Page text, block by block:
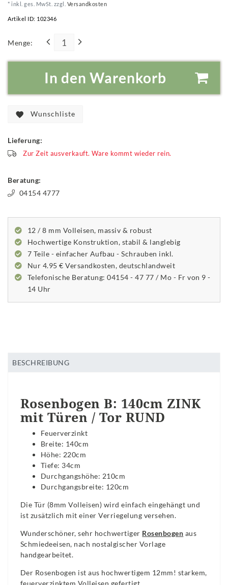
* inkl. ges. MwSt. zzgl. Versandkosten
Artikel ID: 102346
Menge:
In den Warenkorb
Wunschliste
Lieferung:
Zur Zeit ausverkauft. Ware kommt wieder rein.
Beratung:
04154 4777
12 / 8 mm Volleisen, massiv & robust
Hochwertige Konstruktion, stabil & langlebig
7 Teile - einfacher Aufbau - Schrauben inkl.
Nur 4.95 € Versandkosten, deutschlandweit
Telefonische Beratung: 04154 - 47 77 / Mo - Fr von 9 -
14 Uhr
BESCHREIBUNG
Rosenbogen B: 140cm ZINK
mit Türen / Tor RUND
Feuerverzinkt
Breite: 140cm
Höhe: 220cm
Tiefe: 34cm
Durchgangshöhe: 210cm
Durchgangsbreite: 120cm
Die Tür (8mm Volleisen) wird einfach eingehängt und
ist zusätzlich mit einer Verriegelung versehen.
Wunderschöner, sehr hochwertiger Rosenbogen aus
Schmiedeeisen, nach nostalgischer Vorlage
handgearbeitet.
Der Rosenbogen ist aus hochwertigem 12mm! starkem,
feuerverzinktem Volleisen gefertigt.